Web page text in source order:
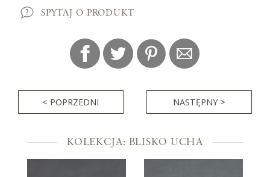
SPYTAJ O PRODUKT
< POPRZEDNI NASTĘPNY >
KOLEKCJA: BLISKO UCHA